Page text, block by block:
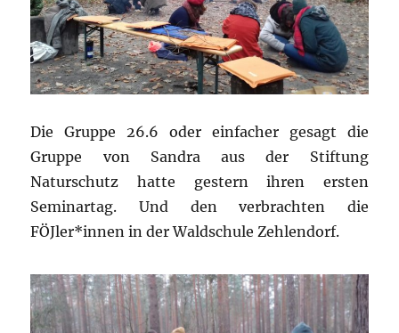
Die Gruppe 26.6 oder einfacher gesagt die
Gruppe von Sandra aus der Stiftung
Naturschutz hatte gestern ihren ersten
Seminartag. Und den verbrachten die
FÖJler*innen in der Waldschule Zehlendorf.